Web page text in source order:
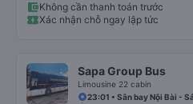
Không cần thanh toán trước
Xác nhận chỗ ngay lập tức
Sapa Group Bus
Limousine 22 cabin
23:01 • Sân bay Nội Bài -